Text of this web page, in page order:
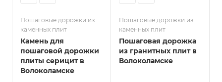
Пошаговые дорожки из
каменных плит
Камень для
пошаговой дорожки
плиты серицит в
Волоколамске
Пошаговые дорожки из
каменных плит
Пошаговая дорожка
из гранитных плит в
Волоколамске